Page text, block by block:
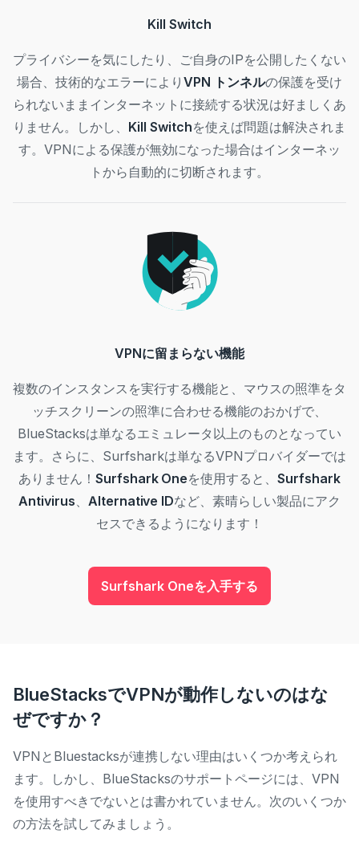
Kill Switch
プライバシーを気にしたり、ご自身のIPを公開したくない
場合、技術的なエラーにより VPN トンネルの保護を受け
られないままインターネットに接続する状況は好ましくあ
りません。しかし、 Kill Switchを使えば問題は解決されま
す。VPNによる保護が無効になった場合はインターネッ
トから自動的に切断されます。
VPNに留まらない機能
複数のインスタンスを実行する機能と、マウスの照準をタ
ッチスクリーンの照準に合わせる機能のおかげで、
BlueStacksは単なるエミュレータ以上のものとなってい
ます。さらに、Surfsharkは単なるVPNプロバイダーでは
ありません！ Surfshark Oneを使用すると、Surfshark
Antivirus、 Alternative IDなど、素晴らしい製品にアク
セスできるようになります！
Surfshark Oneを入手する
BlueStacksでVPNが動作しないのはな
ぜですか？
VPNとBluestacksが連携しない理由はいくつか考えられ
ます。しかし、BlueStacksのサポートページには、VPN
を使用すべきでないとは書かれていません。次のいくつか
の方法を試してみましょう。